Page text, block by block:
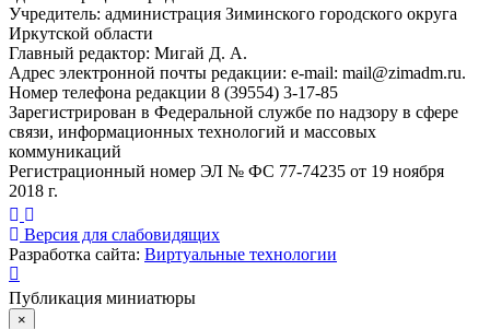
Учредитель: администрация Зиминского городского округа
Иркутской области
Главный редактор: Мигай Д. А.
Адрес электронной почты редакции: e-mail: mail@zimadm.ru.
Номер телефона редакции 8 (39554) 3-17-85
Зарегистрирован в Федеральной службе по надзору в сфере
связи, информационных технологий и массовых
коммуникаций
Регистрационный номер ЭЛ № ФС 77-74235 от 19 ноября
2018 г.
Версия для слабовидящих
Разработка сайта: Виртуальные технологии
Публикация миниатюры
×